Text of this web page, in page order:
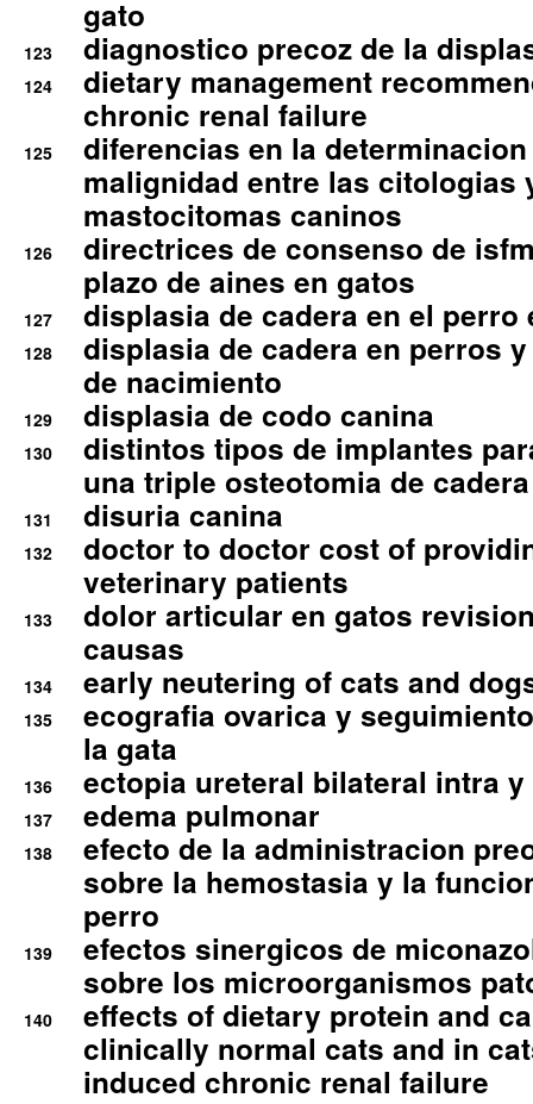
gato
123 diagnostico precoz de la
124
dietary management
chronic renal failure
125
diferencias en la
malignidad entre las citologias
mastocitomas caninos
126
directrices de consenso de
plazo de aines en gatos
127 displasia de cadera en el perro
128
displasia de cadera en perros
de nacimiento
129 displasia de codo canina
130
distintos tipos de implantes
una triple osteotomia de cadera
131 disuria canina
132
doctor to doctor cost of
veterinary patients
133
dolor articular en gatos
causas
134 early neutering of cats and
135
ecografia ovarica y
la gata
136 ectopia ureteral bilateral intra
137 edema pulmonar
138
efecto de la administracion
sobre la hemostasia y la
perro
139
efectos sinergicos de
sobre los microorganismos
140
effects of dietary protein and
clinically normal cats and in
induced chronic renal failure